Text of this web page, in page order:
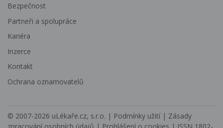
Bezpečnost
Partneři a spolupráce
Kariéra
Inzerce
Kontakt
Ochrana oznamovatelů
© 2007-2026 uLékaře.cz, s.r.o. | Podmínky užití | Zásady
zpracování osobních údajů | Prohlášení o cookies | ISSN 1802-